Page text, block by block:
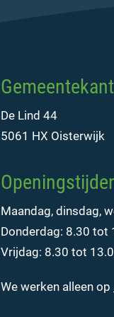
De Lind 44
5061 HX Oisterwijk
Maandag, dinsdag,
Donderdag: 8.30 tot
Vrijdag: 8.30 tot
We werken alleen op